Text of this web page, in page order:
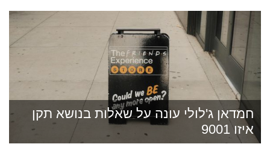
חמדאן ג'לולי עונה על שאלות בנושא תקן
איזו 9001